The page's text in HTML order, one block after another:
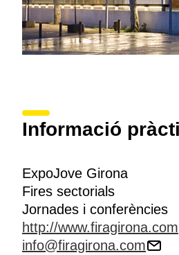
Informació
ExpoJove Girona
Fires sectorials
Jornades i conferències
http://www.firagirona.com
info@firagirona.com